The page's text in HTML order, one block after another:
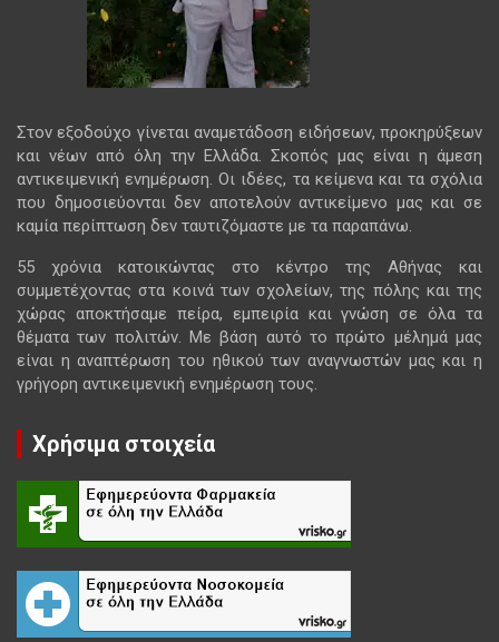
Στον εξοδούχο γίνεται αναμετάδοση ειδήσεων, προκηρύξεων
και νέων από όλη την Ελλάδα. Σκοπός μας είναι η άμεση
αντικειμενική ενημέρωση. Οι ιδέες, τα κείμενα και τα σχόλια
που δημοσιεύονται δεν αποτελούν αντικείμενο μας και σε
καμία περίπτωση δεν ταυτιζόμαστε με τα παραπάνω.
55 χρόνια κατοικώντας στο κέντρο της Αθήνας και
συμμετέχοντας στα κοινά των σχολείων, της πόλης και της
χώρας αποκτήσαμε πείρα, εμπειρία και γνώση σε όλα τα
θέματα των πολιτών. Με βάση αυτό το πρώτο μέλημά μας
είναι η αναπτέρωση του ηθικού των αναγνωστών μας και η
γρήγορη αντικειμενική ενημέρωση τους.
Χρήσιμα στοιχεία